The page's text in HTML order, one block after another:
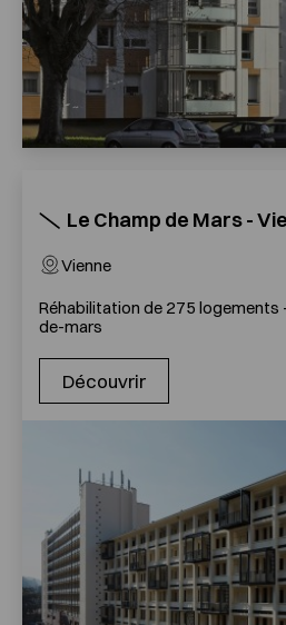
Le Champ de Mars -
Vienne
Réhabilitation de 275 logements
de-mars
Découvrir